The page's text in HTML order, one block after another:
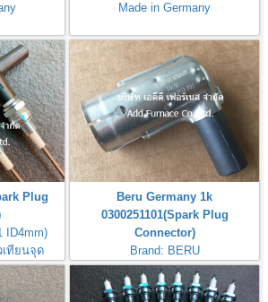
Made in Germany
Plug
ID4mm)
ทียนจุด
Beru Germany 1k
0300251101(Spark Plug
Connector)
Brand: BERU
หัวจุ๊บสำหรับต่อกับหัวเทียนจุด
ไฟBeru 1k 0300251101